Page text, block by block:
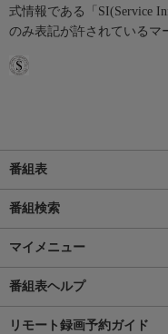
式情報である「SI(Service
のみ表記が許されているマ
番組表
番組検索
マイメニュー
番組表ヘルプ
リモート録画予約ガイド